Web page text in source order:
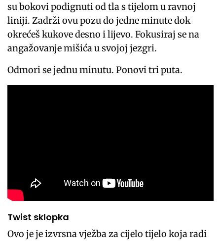
su bokovi podignuti od tla s tijelom u ravnoj
liniji. Zadrži ovu pozu do jedne minute dok
okrećeš kukove desno i lijevo. Fokusiraj se na
angažovanje mišića u svojoj jezgri.
Odmori se jednu minutu. Ponovi tri puta.
Twist sklopka
Ovo je je izvrsna vježba za cijelo tijelo koja radi